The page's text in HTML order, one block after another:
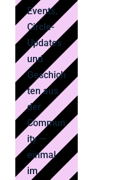
Events,
Circle-
Updates
und
Geschich
ten aus
der
Commun
ity —
einmal
im